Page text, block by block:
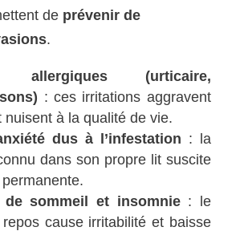
de prévenir de
.
allergiques (urticaire,
: ces irritations aggravent
nuisent à la qualité de vie.
dus à l’infestation : la
dans son propre lit suscite
de sommeil et insomnie: le
cause irritabilité et baisse